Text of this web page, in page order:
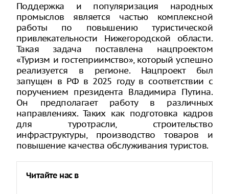
Поддержка и популяризация народных
промыслов является частью комплексной
работы по повышению туристической
привлекательности Нижегородской области.
Такая задача поставлена нацпроектом
«Туризм и гостеприимство», который успешно
реализуется в регионе. Нацпроект был
запущен в РФ в 2025 году в соответствии с
поручением президента Владимира Путина.
Он предполагает работу в различных
направлениях. Таких как подготовка кадров
для туротрасли, строительство
инфраструктуры, производство товаров и
повышение качества обслуживания туристов.
Читайте нас в